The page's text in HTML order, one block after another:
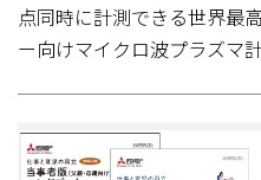
点同時に計測できる世界最
ー向けマイクロ波プラズマ